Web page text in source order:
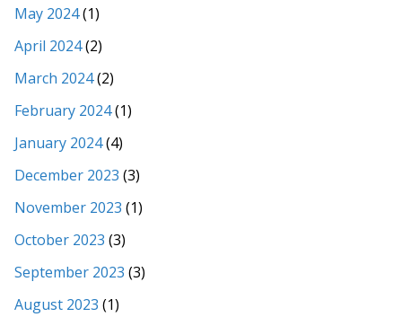
May 2024(1)
April 2024(2)
March 2024(2)
February 2024(1)
January 2024(4)
December 2023 (3)
November 2023 (1)
October 2023 (3)
September 2023 (3)
August 2023 (1)